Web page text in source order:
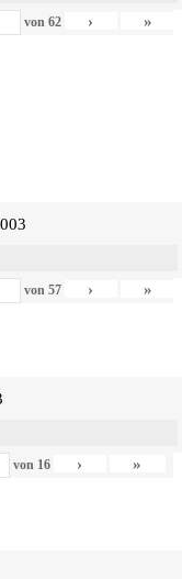
von 62 › »
von 57 › »
von 16 › »